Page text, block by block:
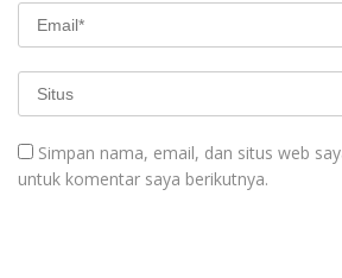
Simpan nama, email, dan situs web
untuk komentar saya berikutnya.